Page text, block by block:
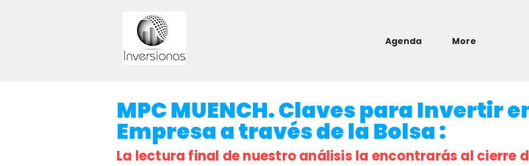
Agenda More
MPC MUENCH. Claves para Invertir
Empresa a través de la Bolsa :
La lectura final de nuestro análisis la encontrarás al cierre